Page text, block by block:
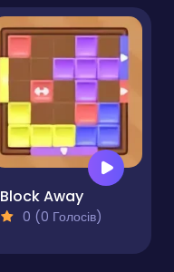
Block Away
0 (0 Голосів)